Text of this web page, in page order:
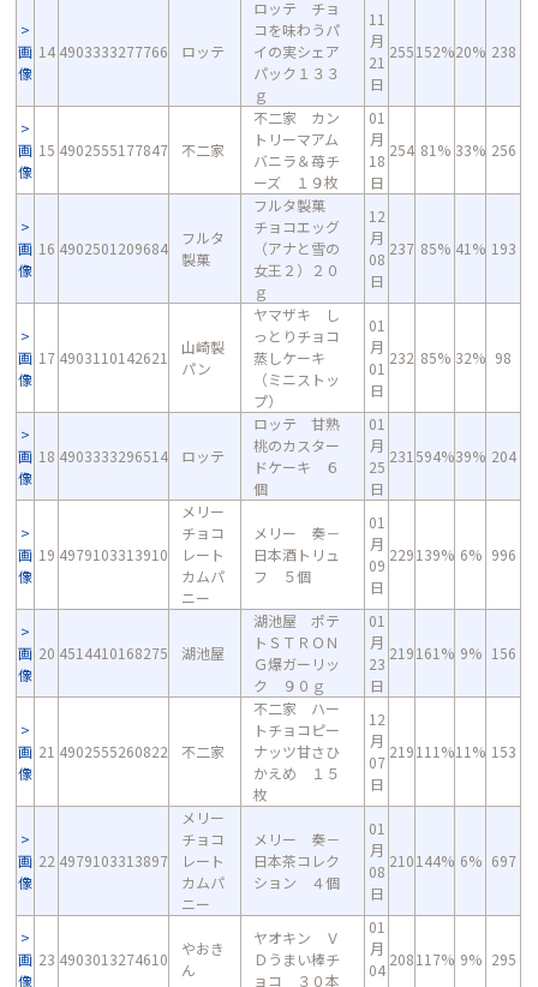
画
像
14 4903333277766 ロッテ
ロッテ チョ
コを味わうパ
イの実シェア
パック１３３
ｇ
11
月
21
日
255152%20% 238
画
像
15 4902555177847 不二家
不二家 カン
トリーマアム
バニラ＆苺チ
ーズ １９枚
01
月
18
日
254 81% 33% 256
画
像
16 4902501209684
フルタ
製菓
フルタ製菓
チョコエッグ
（アナと雪の
女王２）２０
ｇ
12
月
08
日
237 85% 41% 193
画
像
17 4903110142621
山崎製
パン
ヤマザキ し
っとりチョコ
蒸しケーキ
（ミニストッ
プ）
01
月
01
日
232 85% 32% 98
画
像
18 4903333296514 ロッテ
ロッテ 甘熟
桃のカスター
ドケーキ ６
個
01
月
25
日
231 594%39% 204
画
像
19 4979103313910
メリー
チョコ
レート
カムパ
ニー
メリー 奏－
日本酒トリュ
フ ５個
01
月
09
日
229139% 6% 996
画
像
20 4514410168275 湖池屋
湖池屋 ポテ
トＳＴＲＯＮ
Ｇ爆ガーリッ
ク ９０ｇ
01
月
23
日
219161% 9% 156
画
像
21 4902555260822 不二家
不二家 ハー
トチョコピー
ナッツ甘さひ
かえめ １５
枚
12
月
07
日
219111%11% 153
画
像
22 4979103313897
メリー
チョコ
レート
カムパ
ニー
メリー 奏－
日本茶コレク
ション ４個
01
月
08
日
210144% 6% 697
画
像
23 4903013274610
やおき
ん
ヤオキン Ｖ
Ｄうまい棒チ
ョコ ３０本
01
月
04
208117% 9% 295